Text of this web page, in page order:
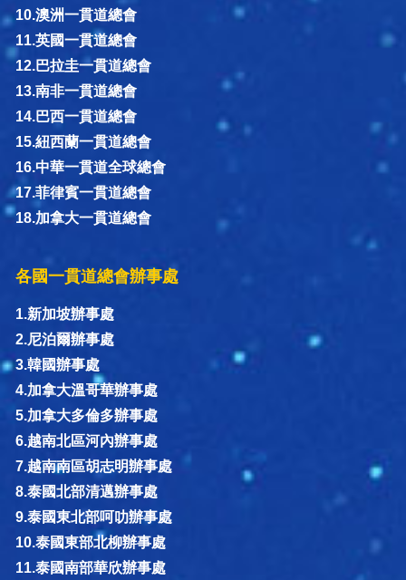
10.澳洲一貫道總會
11.英國一貫道總會
12.巴拉圭一貫道總會
13.南非一貫道總會
14.巴西一貫道總會
15.紐西蘭一貫道總會
16.中華一貫道全球總會
17.菲律賓一貫道總會
18.加拿大一貫道總會
各國一貫道總會辦事處
1.新加坡辦事處
2.尼泊爾辦事處
3.韓國辦事處
4.加拿大溫哥華辦事處
5.加拿大多倫多辦事處
6.越南北區河內辦事處
7.越南南區胡志明辦事處
8.泰國北部清邁辦事處
9.泰國東北部呵叻辦事處
10.泰國東部北柳辦事處
11.泰國南部華欣辦事處